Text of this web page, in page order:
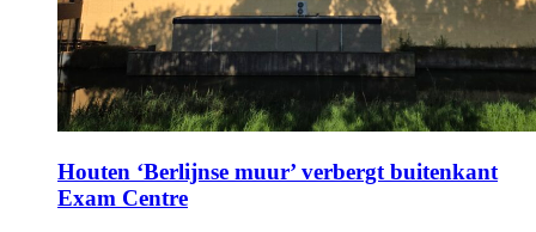
Houten ‘Berlijnse muur’ verbergt buitenkant
Exam Centre